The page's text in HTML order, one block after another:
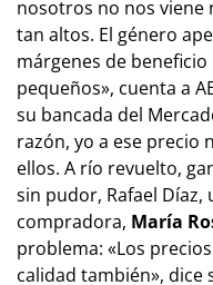
nosotros no nos viene
tan altos. El género
márgenes de
pequeños», cuenta a
su bancada del
razón, yo a ese precio
ellos. A río revuelto,
sin pudor, Rafael Díaz,
compradora, María
problema: «Los
calidad también», dice